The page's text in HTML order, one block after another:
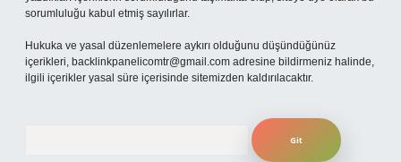
sorumluluğu kabul etmiş sayılırlar.
Hukuka ve yasal düzenlemelere aykırı olduğunu düşündüğünüz
içerikleri, backlinkpanelicomtr@gmail.com adresine bildirmeniz halinde,
ilgili içerikler yasal süre içerisinde sitemizden kaldırılacaktır.